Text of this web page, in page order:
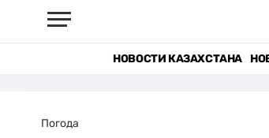
НОВОСТИ КАЗАХСТАНА
Погода